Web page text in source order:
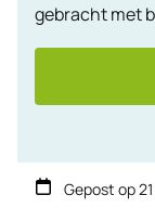
gebracht met
Gepost op